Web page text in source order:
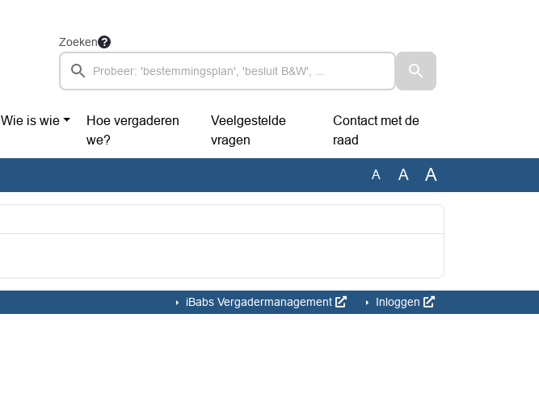
Zoeken
Wie is wie
Hoe vergaderen
we?
Veelgestelde
vragen
Contact met de
raad
A A A
iBabs Vergadermanagement Inloggen